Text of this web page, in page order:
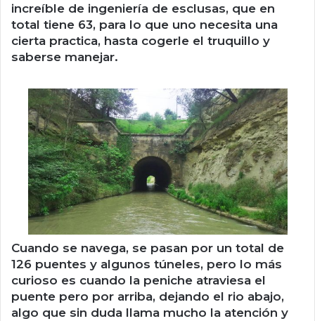
increíble de ingeniería de esclusas, que en
total tiene 63, para lo que uno necesita una
cierta practica, hasta cogerle el truquillo y
saberse manejar.
Cuando se navega, se pasan por un total de
126 puentes y algunos túneles, pero lo más
curioso es cuando la peniche atraviesa el
puente pero por arriba, dejando el rio abajo,
algo que sin duda llama mucho la atención y